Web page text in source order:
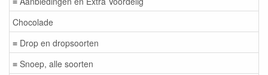
Chocolade
≡ Drop en dropsoorten
≡ Snoep, alle soorten